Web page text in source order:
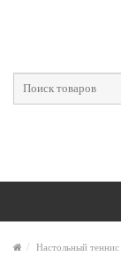
Настольный теннис